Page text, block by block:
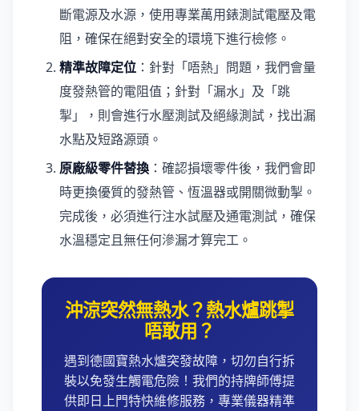
斷電源及水源，使用專業萬用錶測試電壓及電
阻，確保在絕對安全的環境下進行檢修。
精準故障定位 ：針對「唔熱」問題，我們會量
度發熱管的電阻值；針對「漏水」及「跳
掣」，則會進行水壓測試及絕緣測試，找出漏
水點及短路源頭。
原廠級零件替換 ：確認損壞零件後，我們會即
時更換優質的發熱管、恆溫器或開關微動掣。
完成後，必須進行注水試壓及通電測試，確保
水溫穩定且無任何滲漏才算完工。
沖涼突然無熱水？熱水爐跳掣
唔敢用？
遇到德國寶熱水爐突發故障，切勿自行拆
裝以免發生觸電危險！我們的持牌師傅提
供即日上門特快維修服務，專業儀器精準